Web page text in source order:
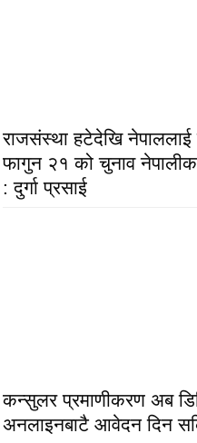
राजसंस्था हटेदेखि नेपाललाई
फागुन २१ को चुनाव
: दुर्गा प्रसाई
कन्सुलर प्रमाणीकरण अब
अनलाइनबाटै आवेदन दिन